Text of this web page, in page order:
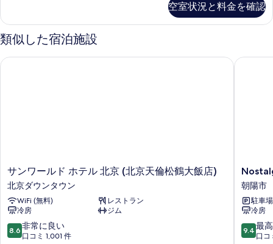
る
の
す
べ
示
す
る
ン
の
詳
2
ベ
ッ
ド
ン
の
す
べ
て
ス
ス
イ
ト
ン
の
空室状況と料金を確認
類似した宿泊施設
サ
ン
ワ
ー
ル
ド
ホ
サンワールド ホテル 北京 (北京天倫松鶴大飯店)
北京ダウンタウン
WiFi (無料)
レストラン
冷房
ジム
10
段
8.6 非常に良い
口コミ 1,001 件
サンワールド ホテル 北京 (北京天倫松鶴大飯店)
Hotel（
Jinsong
朝
陽
市
朝陽市
駐車
冷房
10
段
9.4 最
口コ